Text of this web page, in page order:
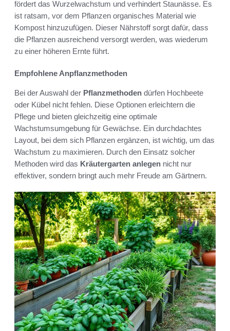
fördert das Wurzelwachstum und verhindert Staunässe. Es
ist ratsam, vor dem Pflanzen organisches Material wie
Kompost hinzuzufügen. Dieser Nährstoff sorgt dafür, dass
die Pflanzen ausreichend versorgt werden, was wiederum
zu einer höheren Ernte führt.
Empfohlene Anpflanzmethoden
Bei der Auswahl der Pflanzmethoden dürfen Hochbeete
oder Kübel nicht fehlen. Diese Optionen erleichtern die
Pflege und bieten gleichzeitig eine optimale
Wachstumsumgebung für Gewächse. Ein durchdachtes
Layout, bei dem sich Pflanzen ergänzen, ist wichtig, um das
Wachstum zu maximieren. Durch den Einsatz solcher
Methoden wird das Kräutergarten anlegen nicht nur
effektiver, sondern bringt auch mehr Freude am Gärtnern.